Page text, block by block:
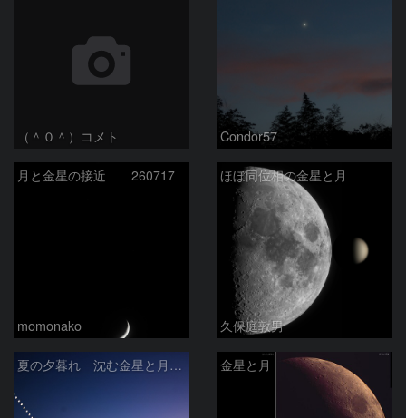
（＾０＾）コメト Condor57
月と金星の接近 260717
momonako
ほぼ同位相の金星と月
久保庭敦男
夏の夕暮れ 沈む金星と月 2026/7/20 金星と月